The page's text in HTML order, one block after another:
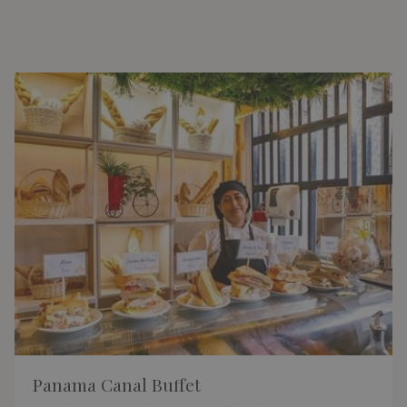
Panama Canal Buffet